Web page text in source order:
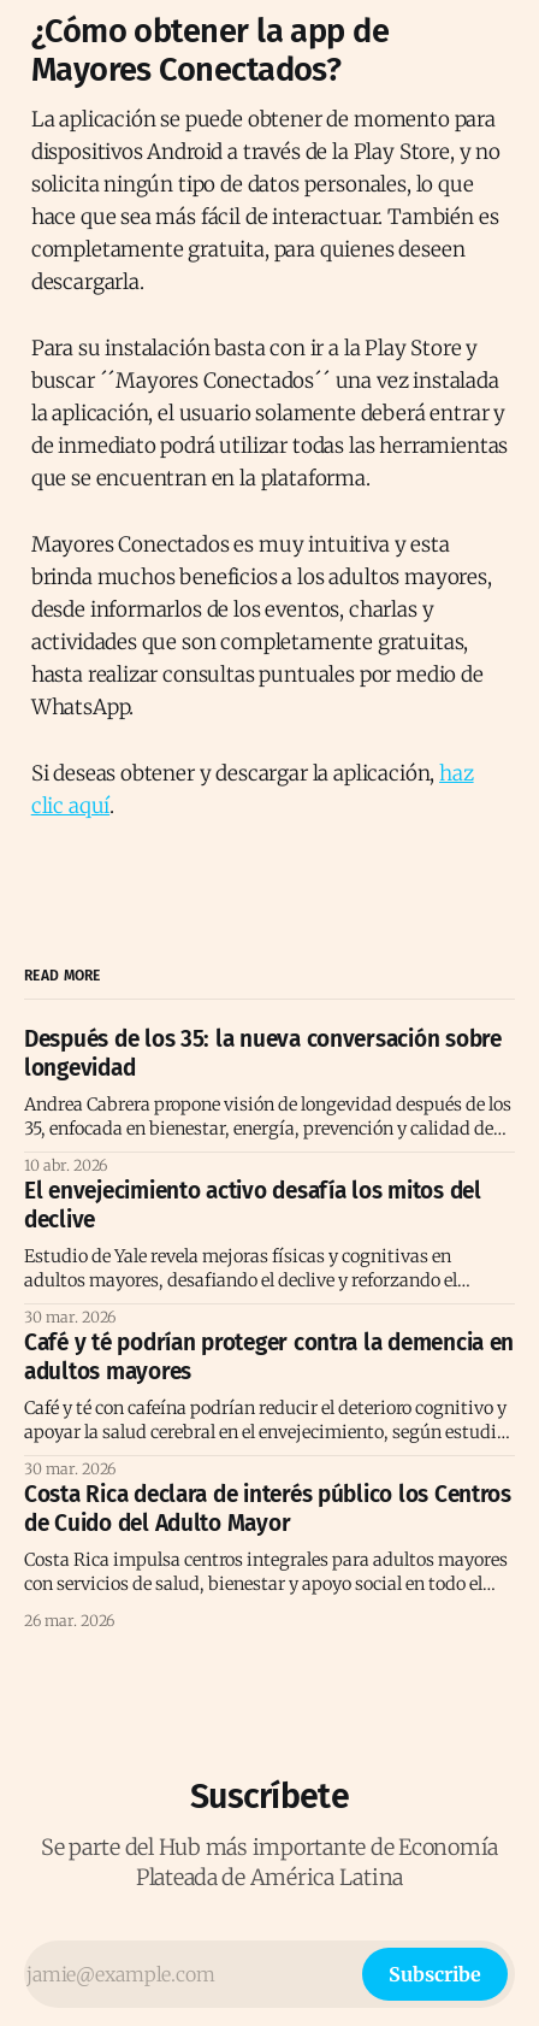
¿Cómo obtener la app de
Mayores Conectados?
La aplicación se puede obtener de momento para
dispositivos Android a través de la Play Store, y no
solicita ningún tipo de datos personales, lo que
hace que sea más fácil de interactuar. También es
completamente gratuita, para quienes deseen
descargarla.
Para su instalación basta con ir a la Play Store y
buscar ´´Mayores Conectados´´ una vez instalada
la aplicación, el usuario solamente deberá entrar y
de inmediato podrá utilizar todas las herramientas
que se encuentran en la plataforma.
Mayores Conectados es muy intuitiva y esta
brinda muchos beneficios a los adultos mayores,
desde informarlos de los eventos, charlas y
actividades que son completamente gratuitas,
hasta realizar consultas puntuales por medio de
WhatsApp.
Si deseas obtener y descargar la aplicación,haz
clic aquí.
READ MORE
Después de los 35: la nueva conversación sobre
longevidad
Andrea Cabrera propone visión de longevidad después de los
35, enfocada en bienestar, energía, prevención y calidad de
vida consciente
10 abr. 2026
El envejecimiento activo desafía los mitos del
declive
Estudio de Yale revela mejoras físicas y cognitivas en
adultos mayores, desafiando el declive y reforzando el
30 mar. 2026
Café y té podrían proteger contra la demencia en
adultos mayores
Café y té con cafeína podrían reducir el deterioro cognitivo y
apoyar la salud cerebral en el envejecimiento, según estudio
30 mar. 2026
Costa Rica declara de interés público los Centros
de Cuido del Adulto Mayor
Costa Rica impulsa centros integrales para adultos mayores
con servicios de salud, bienestar y apoyo social en todo el
26 mar. 2026
Suscríbete
Se parte del Hub más importante de Economía
Plateada de América Latina
Subscribe